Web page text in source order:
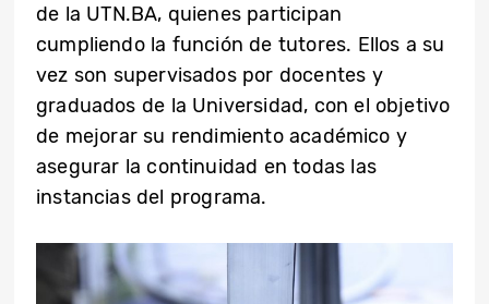
de la UTN.BA, quienes participan
cumpliendo la función de tutores. Ellos a su
vez son supervisados por docentes y
graduados de la Universidad, con el objetivo
de mejorar su rendimiento académico y
asegurar la continuidad en todas las
instancias del programa.